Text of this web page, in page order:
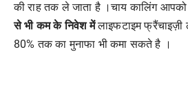
की राह तक ले जाता है ।चाय कालिंग आपको
से भी कम के निवेश में लाइफटाइम
80% तक का मुनाफा भी कमा सकते है ।